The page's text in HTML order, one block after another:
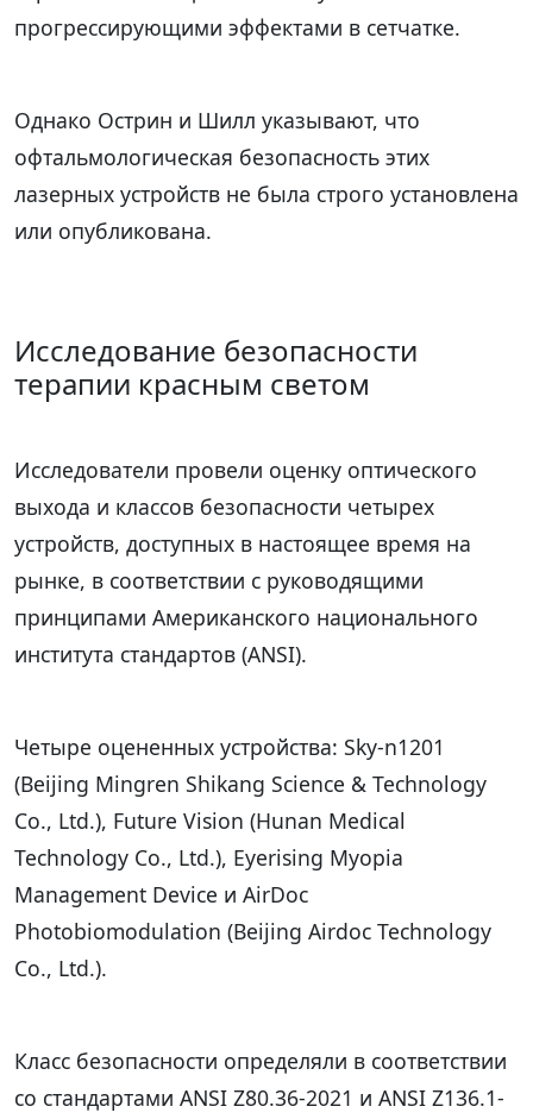
прогрессирующими эффектами в сетчатке.
Однако Острин и Шилл указывают, что
офтальмологическая безопасность этих
лазерных устройств не была строго установлена
или опубликована.
Исследование безопасности
терапии красным светом
Исследователи провели оценку оптического
выхода и классов безопасности четырех
устройств, доступных в настоящее время на
рынке, в соответствии с руководящими
принципами Американского национального
института стандартов (ANSI).
Четыре оцененных устройства: Sky-n1201
(Beijing Mingren Shikang Science & Technology
Co., Ltd.), Future Vision (Hunan Medical
Technology Co., Ltd.), Eyerising Myopia
Management Device и AirDoc
Photobiomodulation (Beijing Airdoc Technology
Co., Ltd.).
Класс безопасности определяли в соответствии
со стандартами ANSI Z80.36-2021 и ANSI Z136.1-